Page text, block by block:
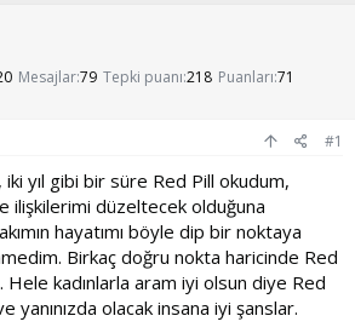
Mesajlar79 Tepki puanı 218 Puanları 71
#1
yıl gibi bir süre Red Pill okudum,
ilişkilerimi düzeltecek olduğuna
hayatımı böyle dip bir noktaya
Birkaç doğru nokta haricinde Red
Hele kadınlarla aram iyi olsun diye Red
yanınızda olacak insana iyi şanslar.